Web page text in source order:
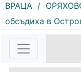
164 |
Вършец се
„Награда
ВРАЦА /
обсъдиха в